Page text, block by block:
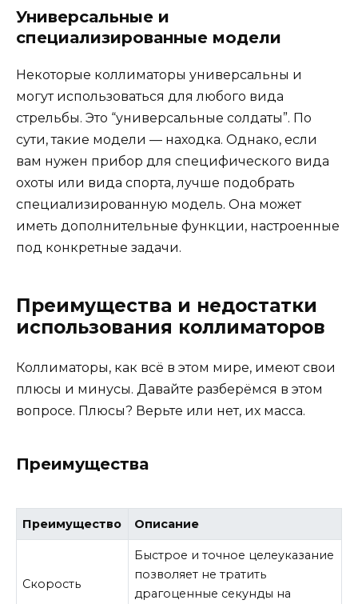
Универсальные и
специализированные модели
Некоторые коллиматоры универсальны и
могут использоваться для любого вида
стрельбы. Это “универсальные солдаты”. По
сути, такие модели — находка. Однако, если
вам нужен прибор для специфического вида
охоты или вида спорта, лучше подобрать
специализированную модель. Она может
иметь дополнительные функции, настроенные
под конкретные задачи.
Преимущества и недостатки
использования коллиматоров
Коллиматоры, как всё в этом мире, имеют свои
плюсы и минусы. Давайте разберёмся в этом
вопросе. Плюсы? Верьте или нет, их масса.
Преимущества
Преимущество Описание
Скорость
Быстрое и точное целеуказание
позволяет не тратить
драгоценные секунды на